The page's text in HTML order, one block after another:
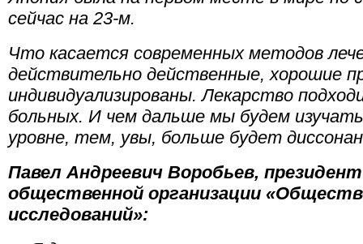
сейчас на 23-м.
Что касается современных методов
действительно действенные, хорошие
индивидуализированы. Лекарство
больных. И чем дальше мы будем
уровне, тем, увы, больше будет
Павел Андреевич Воробьев,
общественной организации
исследований»: